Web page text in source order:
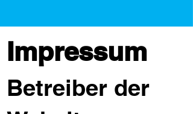
Impressum
Betreiber der